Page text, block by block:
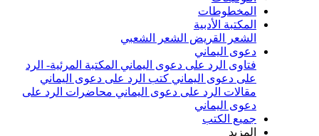
الأدبية
الشعر الشعبي
اليماني
الرد على دعوى اليماني المكتبة المرئية- الرد
دعوى اليماني كتب الرد على دعوى اليماني
الرد على دعوى اليماني محاضرات الرد على